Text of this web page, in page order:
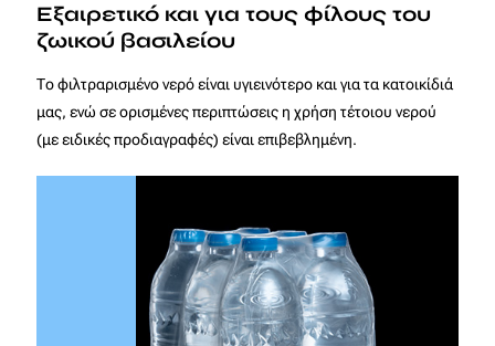
Εξαιρετικό και για τους φίλους του
ζωικού βασιλείου
Το φιλτραρισμένο νερό είναι υγιεινότερο και για τα κατοικίδιά
μας, ενώ σε ορισμένες περιπτώσεις η χρήση τέτοιου νερού
(με ειδικές προδιαγραφές) είναι επιβεβλημένη.